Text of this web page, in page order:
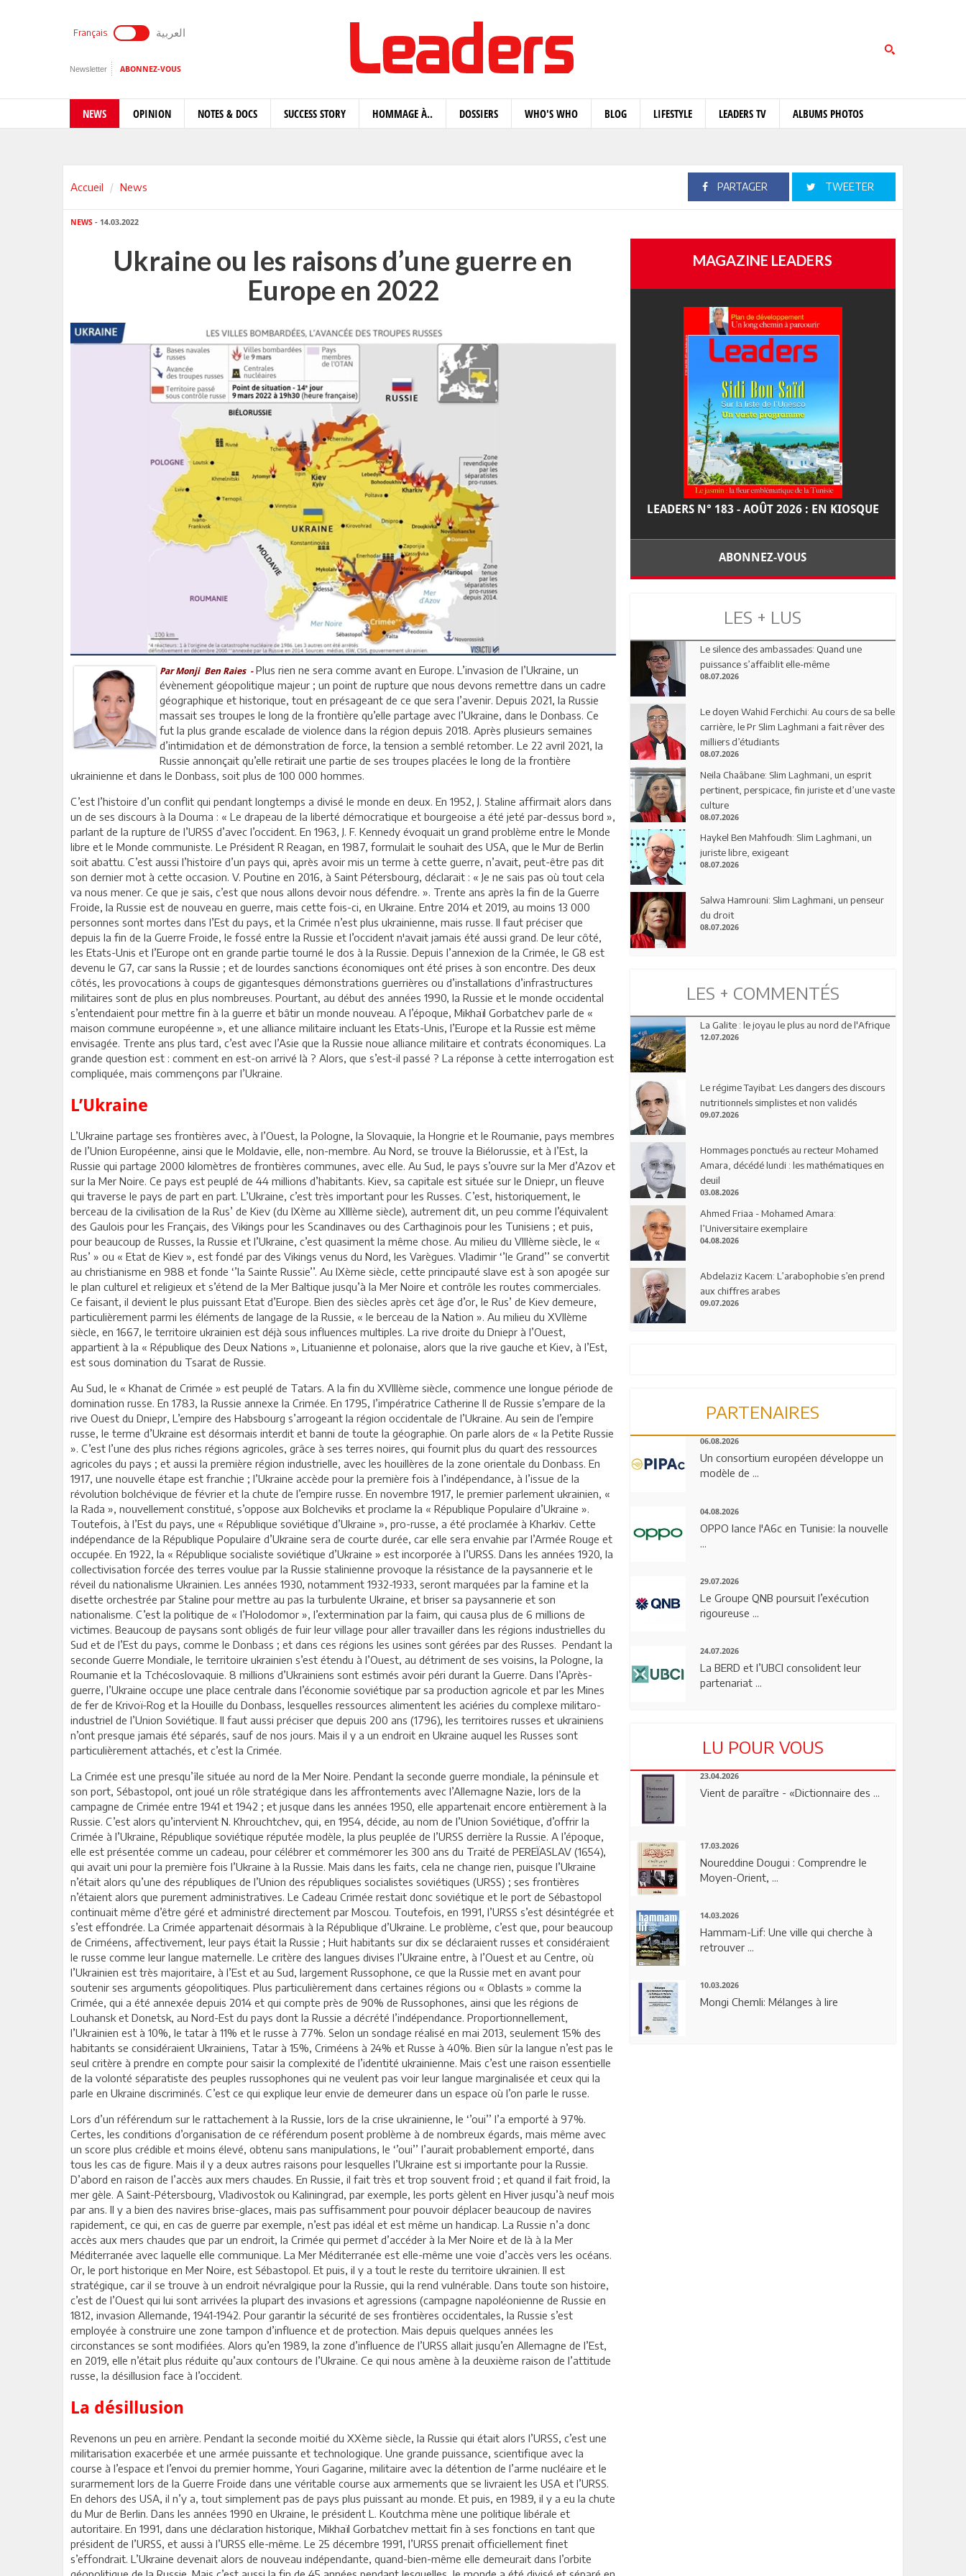
Français العربية
Newsletter ABONNEZ-VOUS
NEWS OPINION NOTES & DOCS SUCCESS STORY HOMMAGE À.. DOSSIERS WHO'S WHO BLOG LIFESTYLE LEADERS TV ALBUMS PHOTOS
Accueil News PARTAGER TWEETER
NEWS - 14.03.2022
Ukraine ou les raisons d’une guerre en
Europe en 2022
Par Monji Ben Raies -Plus rien ne sera comme avant en Europe. L’invasion de l’Ukraine, un
évènement géopolitique majeur ; un point de rupture que nous devons remettre dans un cadre
géographique et historique, tout en présageant de ce que sera l’avenir. Depuis 2021, la Russie
massait ses troupes le long de la frontière qu’elle partage avec l’Ukraine, dans le Donbass. Ce
fut la plus grande escalade de violence dans la région depuis 2018. Après plusieurs semaines
d’intimidation et de démonstration de force, la tension a semblé retomber. Le 22 avril 2021, la
Russie annonçait qu’elle retirait une partie de ses troupes placées le long de la frontière
ukrainienne et dans le Donbass, soit plus de 100 000 hommes.
C’est l’histoire d’un conflit qui pendant longtemps a divisé le monde en deux. En 1952, J. Staline affirmait alors dans
un de ses discours à la Douma : « Le drapeau de la liberté démocratique et bourgeoise a été jeté par-dessus bord »,
parlant de la rupture de l’URSS d’avec l’occident. En 1963, J. F. Kennedy évoquait un grand problème entre le Monde
libre et le Monde communiste. Le Président R Reagan, en 1987, formulait le souhait des USA, que le Mur de Berlin
soit abattu. C’est aussi l’histoire d’un pays qui, après avoir mis un terme à cette guerre, n’avait, peut-être pas dit
son dernier mot à cette occasion. V. Poutine en 2016, à Saint Pétersbourg, déclarait : « Je ne sais pas où tout cela
va nous mener. Ce que je sais, c’est que nous allons devoir nous défendre. ». Trente ans après la fin de la Guerre
Froide, la Russie est de nouveau en guerre, mais cette fois-ci, en Ukraine. Entre 2014 et 2019, au moins 13 000
personnes sont mortes dans l’Est du pays, et la Crimée n’est plus ukrainienne, mais russe. Il faut préciser que
depuis la fin de la Guerre Froide, le fossé entre la Russie et l’occident n'avait jamais été aussi grand. De leur côté,
les Etats-Unis et l’Europe ont en grande partie tourné le dos à la Russie. Depuis l’annexion de la Crimée, le G8 est
devenu le G7, car sans la Russie ; et de lourdes sanctions économiques ont été prises à son encontre. Des deux
côtés, les provocations à coups de gigantesques démonstrations guerrières ou d’installations d’infrastructures
militaires sont de plus en plus nombreuses. Pourtant, au début des années 1990, la Russie et le monde occidental
s’entendaient pour mettre fin à la guerre et bâtir un monde nouveau. A l’époque, Mikhaïl Gorbatchev parle de «
maison commune européenne », et une alliance militaire incluant les Etats-Unis, l’Europe et la Russie est même
envisagée. Trente ans plus tard, c’est avec l’Asie que la Russie noue alliance militaire et contrats économiques. La
grande question est : comment en est-on arrivé là ? Alors, que s’est-il passé ? La réponse à cette interrogation est
compliquée, mais commençons par l’Ukraine.
L’Ukraine
L’Ukraine partage ses frontières avec, à l’Ouest, la Pologne, la Slovaquie, la Hongrie et le Roumanie, pays membres
de l’Union Européenne, ainsi que le Moldavie, elle, non-membre. Au Nord, se trouve la Biélorussie, et à l’Est, la
Russie qui partage 2000 kilomètres de frontières communes, avec elle. Au Sud, le pays s’ouvre sur la Mer d’Azov et
sur la Mer Noire. Ce pays est peuplé de 44 millions d’habitants. Kiev, sa capitale est située sur le Dniepr, un fleuve
qui traverse le pays de part en part. L’Ukraine, c’est très important pour les Russes. C’est, historiquement, le
berceau de la civilisation de la Rus’ de Kiev (du IXème au XIIIème siècle), autrement dit, un peu comme l’équivalent
des Gaulois pour les Français, des Vikings pour les Scandinaves ou des Carthaginois pour les Tunisiens ; et puis,
pour beaucoup de Russes, la Russie et l’Ukraine, c’est quasiment la même chose. Au milieu du VIIIème siècle, le «
Rus’ » ou « Etat de Kiev », est fondé par des Vikings venus du Nord, les Varègues. Vladimir ‘’le Grand’’ se convertit
au christianisme en 988 et fonde ‘’la Sainte Russie’’. Au IXème siècle, cette principauté slave est à son apogée sur
le plan culturel et religieux et s’étend de la Mer Baltique jusqu’à la Mer Noire et contrôle les routes commerciales.
Ce faisant, il devient le plus puissant Etat d’Europe. Bien des siècles après cet âge d’or, le Rus’ de Kiev demeure,
particulièrement parmi les éléments de langage de la Russie, « le berceau de la Nation ». Au milieu du XVIIème
siècle, en 1667, le territoire ukrainien est déjà sous influences multiples. La rive droite du Dniepr à l’Ouest,
appartient à la « République des Deux Nations », Lituanienne et polonaise, alors que la rive gauche et Kiev, à l’Est,
est sous domination du Tsarat de Russie.
Au Sud, le « Khanat de Crimée » est peuplé de Tatars. A la fin du XVIIIème siècle, commence une longue période de
domination russe. En 1783, la Russie annexe la Crimée. En 1795, l’impératrice Catherine II de Russie s’empare de la
rive Ouest du Dniepr, L’empire des Habsbourg s’arrogeant la région occidentale de l’Ukraine. Au sein de l’empire
russe, le terme d’Ukraine est désormais interdit et banni de toute la géographie. On parle alors de « la Petite Russie
». C’est l’une des plus riches régions agricoles, grâce à ses terres noires, qui fournit plus du quart des ressources
agricoles du pays ; et aussi la première région industrielle, avec les houillères de la zone orientale du Donbass. En
1917, une nouvelle étape est franchie ; l’Ukraine accède pour la première fois à l’indépendance, à l’issue de la
révolution bolchévique de février et la chute de l’empire russe. En novembre 1917, le premier parlement ukrainien, «
la Rada », nouvellement constitué, s’oppose aux Bolcheviks et proclame la « République Populaire d’Ukraine ».
Toutefois, à l’Est du pays, une « République soviétique d’Ukraine », pro-russe, a été proclamée à Kharkiv. Cette
indépendance de la République Populaire d’Ukraine sera de courte durée, car elle sera envahie par l’Armée Rouge et
occupée. En 1922, la « République socialiste soviétique d’Ukraine » est incorporée à l’URSS. Dans les années 1920, la
collectivisation forcée des terres voulue par la Russie stalinienne provoque la résistance de la paysannerie et le
réveil du nationalisme Ukrainien. Les années 1930, notamment 1932-1933, seront marquées par la famine et la
disette orchestrée par Staline pour mettre au pas la turbulente Ukraine, et briser sa paysannerie et son
nationalisme. C’est la politique de « l’Holodomor », l’extermination par la faim, qui causa plus de 6 millions de
victimes. Beaucoup de paysans sont obligés de fuir leur village pour aller travailler dans les régions industrielles du
Sud et de l’Est du pays, comme le Donbass ; et dans ces régions les usines sont gérées par des Russes. Pendant la
seconde Guerre Mondiale, le territoire ukrainien s’est étendu à l’Ouest, au détriment de ses voisins, la Pologne, la
Roumanie et la Tchécoslovaquie. 8 millions d’Ukrainiens sont estimés avoir péri durant la Guerre. Dans l’Après-
guerre, l’Ukraine occupe une place centrale dans l’économie soviétique par sa production agricole et par les Mines
de fer de Krivoï-Rog et la Houille du Donbass, lesquelles ressources alimentent les aciéries du complexe militaro-
industriel de l’Union Soviétique. Il faut aussi préciser que depuis 200 ans (1796), les territoires russes et ukrainiens
n’ont presque jamais été séparés, sauf de nos jours. Mais il y a un endroit en Ukraine auquel les Russes sont
particulièrement attachés, et c’est la Crimée.
La Crimée est une presqu’île située au nord de la Mer Noire. Pendant la seconde guerre mondiale, la péninsule et
son port, Sébastopol, ont joué un rôle stratégique dans les affrontements avec l’Allemagne Nazie, lors de la
campagne de Crimée entre 1941 et 1942 ; et jusque dans les années 1950, elle appartenait encore entièrement à la
Russie. C’est alors qu’intervient N. Khrouchtchev, qui, en 1954, décide, au nom de l’Union Soviétique, d’offrir la
Crimée à l’Ukraine, République soviétique réputée modèle, la plus peuplée de l’URSS derrière la Russie. A l’époque,
elle est présentée comme un cadeau, pour célébrer et commémorer les 300 ans du Traité de PEREÏASLAV (1654),
qui avait uni pour la première fois l’Ukraine à la Russie. Mais dans les faits, cela ne change rien, puisque l’Ukraine
n’était alors qu’une des républiques de l’Union des républiques socialistes soviétiques (URSS) ; ses frontières
n’étaient alors que purement administratives. Le Cadeau Crimée restait donc soviétique et le port de Sébastopol
continuait même d’être géré et administré directement par Moscou. Toutefois, en 1991, l’URSS s’est désintégrée et
s’est effondrée. La Crimée appartenait désormais à la République d’Ukraine. Le problème, c’est que, pour beaucoup
de Criméens, affectivement, leur pays était la Russie ; Huit habitants sur dix se déclaraient russes et considéraient
le russe comme leur langue maternelle. Le critère des langues divises l’Ukraine entre, à l’Ouest et au Centre, où
l’Ukrainien est très majoritaire, à l’Est et au Sud, largement Russophone, ce que la Russie met en avant pour
soutenir ses arguments géopolitiques. Plus particulièrement dans certaines régions ou « Oblasts » comme la
Crimée, qui a été annexée depuis 2014 et qui compte près de 90% de Russophones, ainsi que les régions de
Louhansk et Donetsk, au Nord-Est du pays dont la Russie a décrété l’indépendance. Proportionnellement,
l’Ukrainien est à 10%, le tatar à 11% et le russe à 77%. Selon un sondage réalisé en mai 2013, seulement 15% des
habitants se considéraient Ukrainiens, Tatar à 15%, Criméens à 24% et Russe à 40%. Bien sûr la langue n’est pas le
seul critère à prendre en compte pour saisir la complexité de l’identité ukrainienne. Mais c’est une raison essentielle
de la volonté séparatiste des peuples russophones qui ne veulent pas voir leur langue marginalisée et ceux qui la
parle en Ukraine discriminés. C’est ce qui explique leur envie de demeurer dans un espace où l’on parle le russe.
Lors d’un référendum sur le rattachement à la Russie, lors de la crise ukrainienne, le ‘’oui’’ l’a emporté à 97%.
Certes, les conditions d’organisation de ce référendum posent problème à de nombreux égards, mais même avec
un score plus crédible et moins élevé, obtenu sans manipulations, le ‘’oui’’ l’aurait probablement emporté, dans
tous les cas de figure. Mais il y a deux autres raisons pour lesquelles l’Ukraine est si importante pour la Russie.
D’abord en raison de l’accès aux mers chaudes. En Russie, il fait très et trop souvent froid ; et quand il fait froid, la
mer gèle. A Saint-Pétersbourg, Vladivostok ou Kaliningrad, par exemple, les ports gèlent en Hiver jusqu’à neuf mois
par ans. Il y a bien des navires brise-glaces, mais pas suffisamment pour pouvoir déplacer beaucoup de navires
rapidement, ce qui, en cas de guerre par exemple, n’est pas idéal et est même un handicap. La Russie n’a donc
accès aux mers chaudes que par un endroit, la Crimée qui permet d’accéder à la Mer Noire et de là à la Mer
Méditerranée avec laquelle elle communique. La Mer Méditerranée est elle-même une voie d’accès vers les océans.
Or, le port historique en Mer Noire, est Sébastopol. Et puis, il y a tout le reste du territoire ukrainien. Il est
stratégique, car il se trouve à un endroit névralgique pour la Russie, qui la rend vulnérable. Dans toute son histoire,
c’est de l’Ouest qui lui sont arrivées la plupart des invasions et agressions (campagne napoléonienne de Russie en
1812, invasion Allemande, 1941-1942. Pour garantir la sécurité de ses frontières occidentales, la Russie s’est
employée à construire une zone tampon d’influence et de protection. Mais depuis quelques années les
circonstances se sont modifiées. Alors qu’en 1989, la zone d’influence de l’URSS allait jusqu’en Allemagne de l’Est,
en 2019, elle n’était plus réduite qu’aux contours de l’Ukraine. Ce qui nous amène à la deuxième raison de l’attitude
russe, la désillusion face à l’occident.
La désillusion
Revenons un peu en arrière. Pendant la seconde moitié du XXème siècle, la Russie qui était alors l’URSS, c’est une
militarisation exacerbée et une armée puissante et technologique. Une grande puissance, scientifique avec la
course à l’espace et l’envoi du premier homme, Youri Gagarine, militaire avec la détention de l’arme nucléaire et le
surarmement lors de la Guerre Froide dans une véritable course aux armements que se livraient les USA et l’URSS.
En dehors des USA, il n’y a, tout simplement pas de pays plus puissant au monde. Et puis, en 1989, il y a eu la chute
du Mur de Berlin. Dans les années 1990 en Ukraine, le président L. Koutchma mène une politique libérale et
autoritaire. En 1991, dans une déclaration historique, Mikhaïl Gorbatchev mettait fin à ses fonctions en tant que
président de l’URSS, et aussi à l’URSS elle-même. Le 25 décembre 1991, l’URSS prenait officiellement finet
s’effondrait. L’Ukraine devenait alors de nouveau indépendante, quand-bien-même elle demeurait dans l’orbite
MAGAZINE LEADERS
LEADERS N° 183 - AOÛT 2026 : EN KIOSQUE
ABONNEZ-VOUS
LES + LUS
Le silence des ambassades: Quand une
puissance s’affaiblit elle-même
08.07.2026
Le doyen Wahid Ferchichi: Au cours de sa belle
carrière, le Pr Slim Laghmani a fait rêver des
milliers d’étudiants
08.07.2026
Neila Chaâbane: Slim Laghmani, un esprit
pertinent, perspicace, fin juriste et d’une vaste
culture
08.07.2026
Haykel Ben Mahfoudh: Slim Laghmani, un
juriste libre, exigeant
08.07.2026
Salwa Hamrouni: Slim Laghmani, un penseur
du droit
08.07.2026
LES + COMMENTÉS
La Galite : le joyau le plus au nord de l'Afrique
12.07.2026
Le régime Tayibat: Les dangers des discours
nutritionnels simplistes et non validés
09.07.2026
Hommages ponctués au recteur Mohamed
Amara, décédé lundi : les mathématiques en
deuil
03.08.2026
Ahmed Friaa - Mohamed Amara:
l’Universitaire exemplaire
04.08.2026
Abdelaziz Kacem: L’arabophobie s’en prend
aux chiffres arabes
09.07.2026
PARTENAIRES
06.08.2026
Un consortium européen développe un
modèle de ...
04.08.2026
OPPO lance l'A6c en Tunisie: la nouvelle
29.07.2026
Le Groupe QNB poursuit l’exécution
rigoureuse ...
24.07.2026
La BERD et l’UBCI consolident leur
partenariat ...
LU POUR VOUS
23.04.2026
Vient de paraître - «Dictionnaire des ...
17.03.2026
Noureddine Dougui : Comprendre le
Moyen-Orient, ...
14.03.2026
Hammam-Lif: Une ville qui cherche à
retrouver ...
10.03.2026
Mongi Chemli: Mélanges à lire